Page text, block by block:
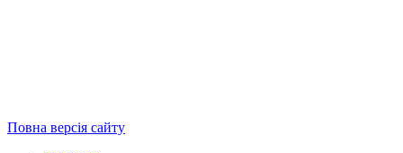
Повна версія сайту